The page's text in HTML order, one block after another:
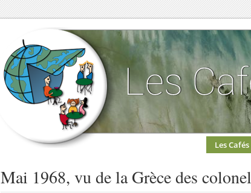
Les Cafés
Mai 1968, vu de la Grèce des